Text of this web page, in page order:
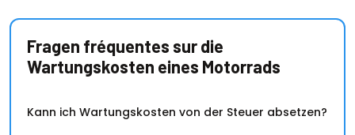
Fragen fréquentes sur die
Wartungskosten eines Motorrads
Kann ich Wartungskosten von der Steuer absetzen?